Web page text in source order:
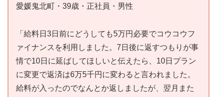
愛媛鬼北町・39歳・正社員・男性
「給料日3日前にどうしても5万円必要でコウコウフ
ァイナンスを利用しました。7日後に返すつもりが事
情で10日に延ばしてほしいと伝えたら、10日プラン
に変更で返済は6万5千円に変わると言われました。
給料が入ったのでなんとか返しましたが、翌月また